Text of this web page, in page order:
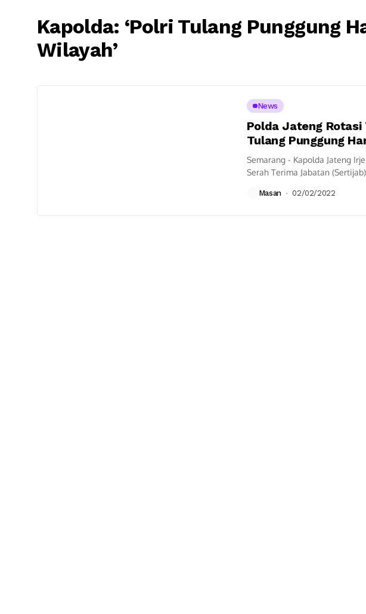
Kapolda: ‘Polri Tulang Punggung
Wilayah’
News
Polda Jateng Rotasi
Tulang Punggung
Semarang - Kapolda Jateng
Serah Terima Jabatan
Masan 02/02/2022